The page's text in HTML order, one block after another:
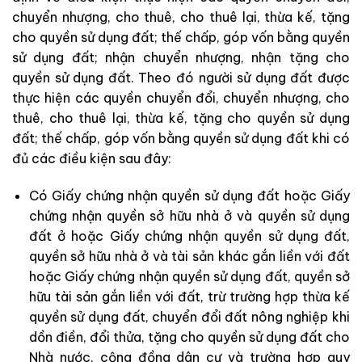
chuyển nhượng, cho thuê, cho thuê lại, thừa kế, tặng
cho quyền sử dụng đất; thế chấp, góp vốn bằng quyền
sử dụng đất; nhận chuyển nhượng, nhận tặng cho
quyền sử dụng đất. Theo đó người sử dụng đất được
thực hiện các quyền chuyển đổi, chuyển nhượng, cho
thuê, cho thuê lại, thừa kế, tặng cho quyền sử dụng
đất; thế chấp, góp vốn bằng quyền sử dụng đất khi có
đủ các điều kiện sau đây:
Có Giấy chứng nhận quyền sử dụng đất hoặc Giấy
chứng nhận quyền sở hữu nhà ở và quyền sử dụng
đất ở hoặc Giấy chứng nhận quyền sử dụng đất,
quyền sở hữu nhà ở và tài sản khác gắn liền với đất
hoặc Giấy chứng nhận quyền sử dụng đất, quyền sở
hữu tài sản gắn liền với đất, trừ trường hợp thừa kế
quyền sử dụng đất, chuyển đổi đất nông nghiệp khi
dồn điền, đổi thửa, tặng cho quyền sử dụng đất cho
Nhà nước, cộng đồng dân cư và trường hợp quy